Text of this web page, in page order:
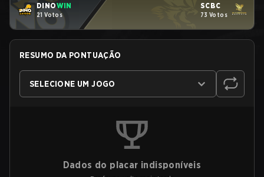
DINOWIN
21 Votos
SCBC
73 Votos
RESUMO DA PONTUAÇÃO
SELECIONE UM JOGO
Dados do placar indisponíveis